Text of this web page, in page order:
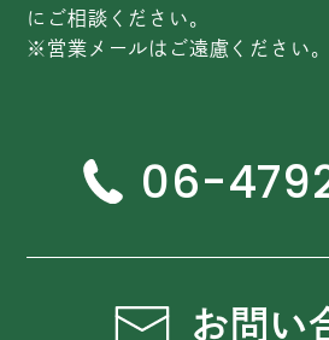
にご相談ください。
※営業メールはご遠慮ください。
06-
お問い